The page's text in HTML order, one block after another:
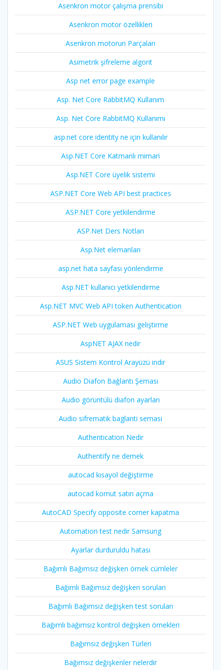
Asenkron motor çalışma prensibi
Asenkron motor özellikleri
Asenkron motorun Parçaları
Asimetrik şifreleme algorit
Asp net error page example
Asp. Net Core RabbitMQ Kullanım
Asp. Net Core RabbitMQ Kullanımı
asp.net core identity ne için kullanılır
Asp.NET Core Katmanlı mimari
Asp.NET Core üyelik sistemi
ASP.NET Core Web API best practices
ASP.NET Core yetkilendirme
ASP.Net Ders Notları
Asp.Net elemanları
asp.net hata sayfası yönlendirme
Asp.NET kullanıcı yetkilendirme
Asp.NET MVC Web API token Authentication
ASP.NET Web uygulaması geliştirme
AspNET AJAX nedir
ASUS Sistem Kontrol Arayüzü indir
Audio Diafon Bağlantı Şeması
Audio görüntülü diafon ayarları
Audio sifrematik baglanti semasi
Authentication Nedir
Authentify ne demek
autocad kısayol değiştirme
autocad komut satırı açma
AutoCAD Specify opposite corner kapatma
Automation test nedir Samsung
Ayarlar durduruldu hatası
Bağımlı Bağımsız değişken örnek cümleler
Bağımlı Bağımsız değişken soruları
Bağımlı Bağımsız değişken test soruları
Bağımlı bağımsız kontrol değişken örnekleri
Bağımsız değişken Türleri
Bağımsız değişkenler nelerdir